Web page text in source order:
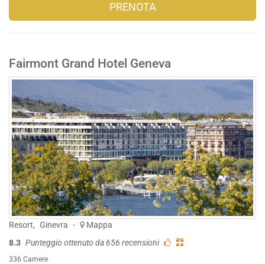
PRENOTA
Fairmont Grand Hotel Geneva
Resort, Ginevra -
Mappa
8.3 Punteggio ottenuto da 656 recensioni
336 Camere